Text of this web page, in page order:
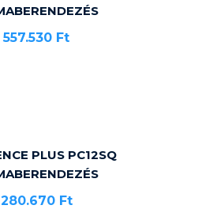
557.530 Ft
PLUS PC12SQ
280.670 Ft